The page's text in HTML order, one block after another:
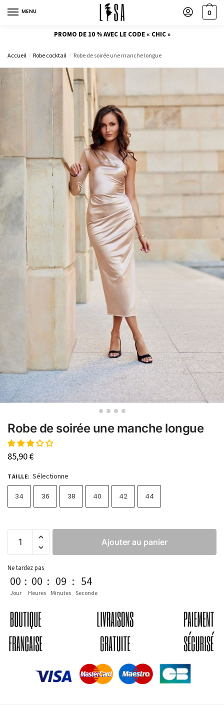
MENU 0
PROMO DE 10 % AVEC LE CODE « CHIC »
Accueil / Robe cocktail / Robe de soirée une manche longue
Robe de soirée une manche longue
85,90€
TAILLE: Sélectionne
34 36 38 40 42 44
Ajouter au panier
Ne tardez pas
00
Jour
: 00
Heures
: 09
Minutes
: 54
Seconde